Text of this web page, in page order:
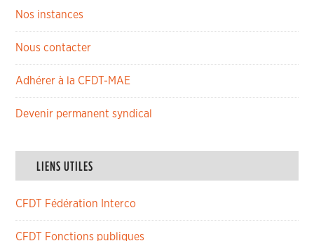
Nos instances
Nous contacter
Adhérer à la CFDT-MAE
Devenir permanent syndical
LIENS UTILES
CFDT Fédération Interco
CFDT Fonctions publiques